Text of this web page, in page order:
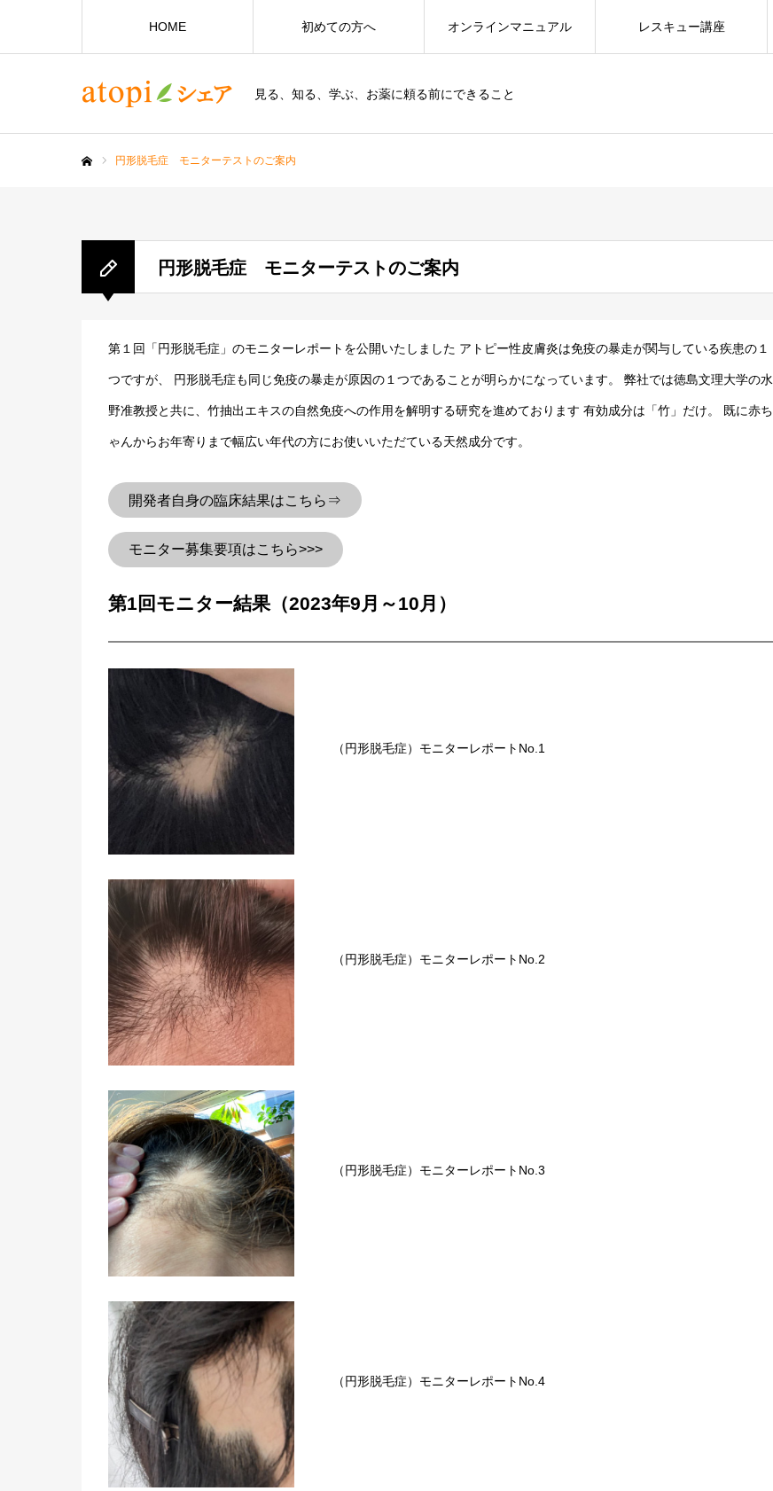
見る、知る、学ぶ、お薬に頼る前にできること
HOME 初めての方へ オンラインマニュアル レスキュー講座
円形脱毛症 モニターテストのご案内
円形脱毛症 モニターテストのご案内
第１回「円形脱毛症」のモニターレポートを公開いたしました アトピー性皮膚炎は免疫の暴走が関与している疾患の１
つですが、 円形脱毛症も同じ免疫の暴走が原因の１つであることが明らかになっています。 弊社では徳島文理大学の水
野准教授と共に、竹抽出エキスの自然免疫への作用を解明する研究を進めております 有効成分は「竹」だけ。 既に赤ち
ゃんからお年寄りまで幅広い年代の方にお使いいただている天然成分です。
開発者自身の臨床結果はこちら⇒
モニター募集要項はこちら>>>
第1回モニター結果（2023年9月～10月）
（円形脱毛症）モニターレポートNo.1
（円形脱毛症）モニターレポートNo.2
（円形脱毛症）モニターレポートNo.3
（円形脱毛症）モニターレポートNo.4